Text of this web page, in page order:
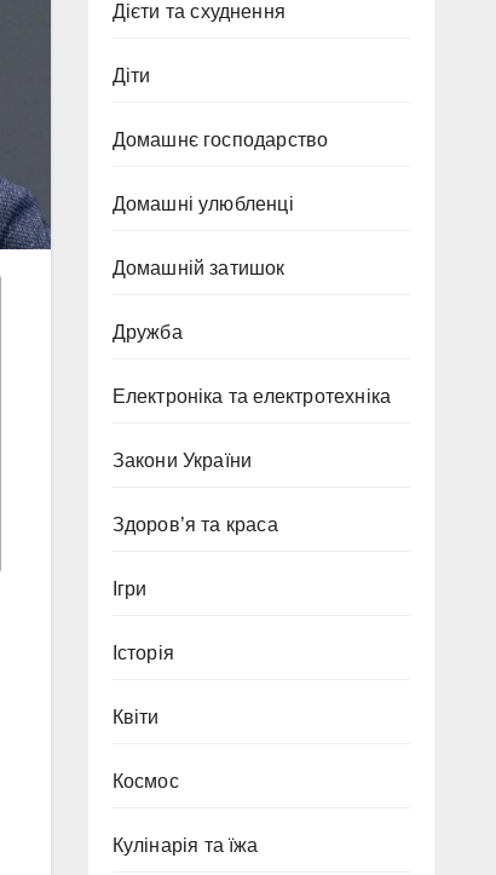
Дієти та схуднення
Діти
Домашнє господарство
Домашні улюбленці
Домашній затишок
Дружба
Електроніка та електротехніка
Закони України
Здоров’я та краса
Ігри
Історія
Квіти
Космос
Кулінарія та їжа